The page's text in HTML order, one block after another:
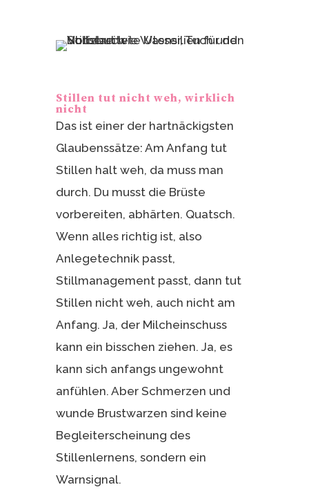
Stillen tut nicht weh, wirklich
nicht
Das ist einer der hartnäckigsten
Glaubenssätze: Am Anfang tut
Stillen halt weh, da muss man
durch. Du musst die Brüste
vorbereiten, abhärten. Quatsch.
Wenn alles richtig ist, also
Anlegetechnik passt,
Stillmanagement passt, dann tut
Stillen nicht weh, auch nicht am
Anfang. Ja, der Milcheinschuss
kann ein bisschen ziehen. Ja, es
kann sich anfangs ungewohnt
anfühlen. Aber Schmerzen und
wunde Brustwarzen sind keine
Begleiterscheinung des
Stillenlernens, sondern ein
Warnsignal.